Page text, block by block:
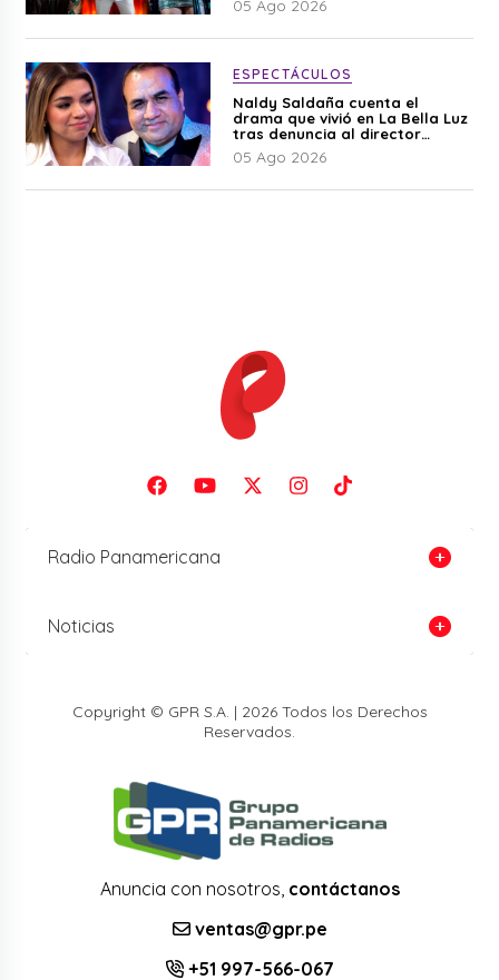
05 Ago 2026
ESPECTÁCULOS
Naldy Saldaña cuenta el
drama que vivió en La Bella Luz
tras denuncia al director
musical: “No me parece justo”
05 Ago 2026
Radio Panamericana
Noticias
Copyright © GPR S.A. | 2026 Todos los Derechos
Reservados.
Anuncia con nosotros, contáctanos
ventas@gpr.pe
+51 997-566-067